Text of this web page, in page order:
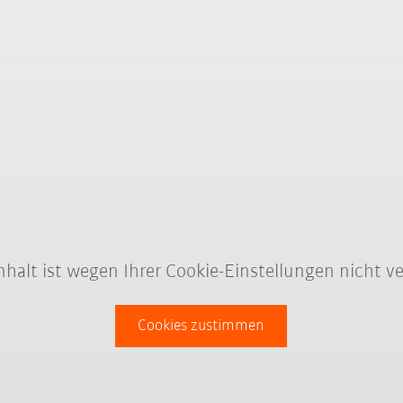
ist wegen Ihrer Cookie-Einstellungen nicht
Cookies zustimmen